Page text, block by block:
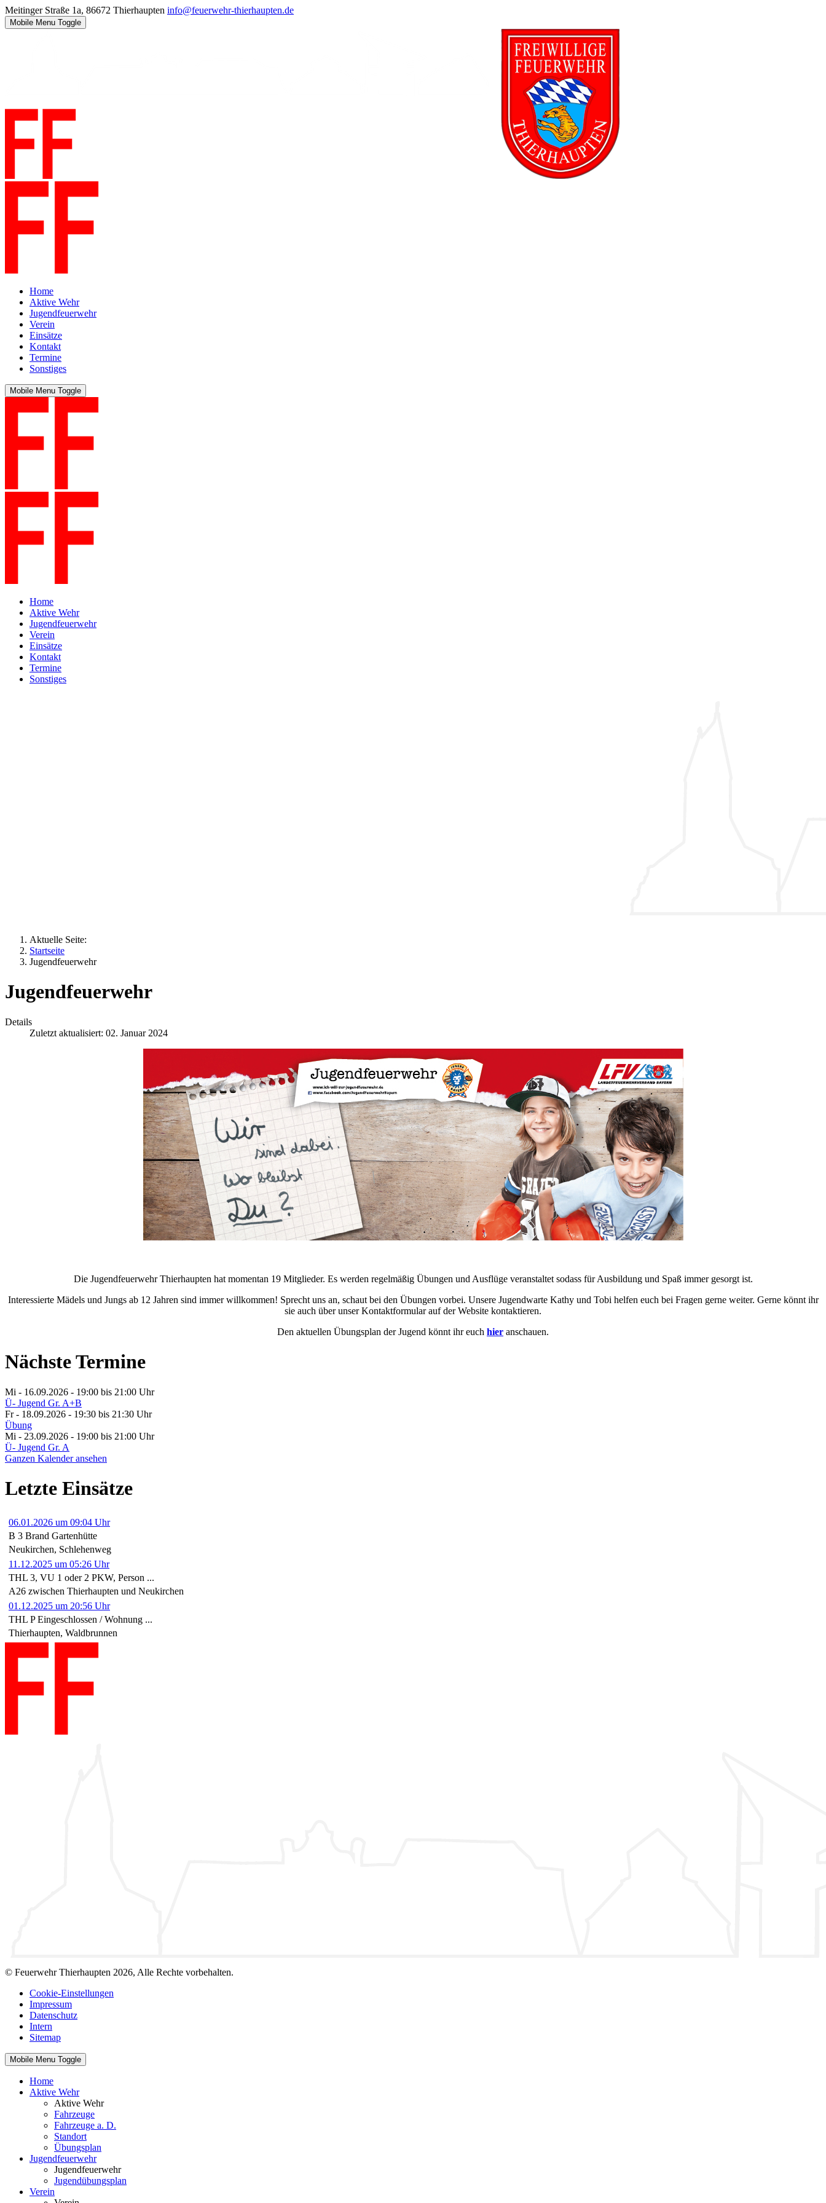
Meitinger Straße 1a, 86672 Thierhaupten info@feuerwehr-thierhaupten.de
Mobile Menu Toggle
Home
Aktive Wehr
Jugendfeuerwehr
Verein
Einsätze
Kontakt
Termine
Sonstiges
Mobile Menu Toggle
Home
Aktive Wehr
Jugendfeuerwehr
Verein
Einsätze
Kontakt
Termine
Sonstiges
Aktuelle Seite:
Startseite
Jugendfeuerwehr
Jugendfeuerwehr
Details
Zuletzt aktualisiert: 02. Januar 2024
Die Jugendfeuerwehr Thierhaupten hat momentan 19 Mitglieder. Es werden regelmäßig Übungen und Ausflüge veranstaltet sodass für Ausbildung und Spaß immer gesorgt ist.
Interessierte Mädels und Jungs ab 12 Jahren sind immer willkommen! Sprecht uns an, schaut bei den Übungen vorbei. Unsere Jugendwarte Kathy und Tobi helfen euch bei Fragen gerne weiter. Gerne könnt ihr
sie auch über unser Kontaktformular auf der Website kontaktieren.
Den aktuellen Übungsplan der Jugend könnt ihr euch hier anschauen.
Nächste Termine
Mi - 16.09.2026 - 19:00 bis 21:00 Uhr
Ü- Jugend Gr. A+B
Fr - 18.09.2026 - 19:30 bis 21:30 Uhr
Übung
Mi - 23.09.2026 - 19:00 bis 21:00 Uhr
Ü- Jugend Gr. A
Ganzen Kalender ansehen
Letzte Einsätze
06.01.2026 um 09:04 Uhr
B 3 Brand Gartenhütte
Neukirchen, Schlehenweg
11.12.2025 um 05:26 Uhr
THL 3, VU 1 oder 2 PKW, Person ...
A26 zwischen Thierhaupten und Neukirchen
01.12.2025 um 20:56 Uhr
THL P Eingeschlossen / Wohnung ...
Thierhaupten, Waldbrunnen
© Feuerwehr Thierhaupten 2026, Alle Rechte vorbehalten.
Cookie-Einstellungen
Impressum
Datenschutz
Intern
Sitemap
Mobile Menu Toggle
Home
Aktive Wehr
Aktive Wehr
Fahrzeuge
Fahrzeuge a. D.
Standort
Übungsplan
Jugendfeuerwehr
Jugendfeuerwehr
Jugendübungsplan
Verein